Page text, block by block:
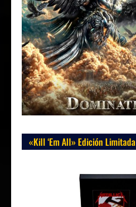
«Kill ‘Em All» Edición Limitada